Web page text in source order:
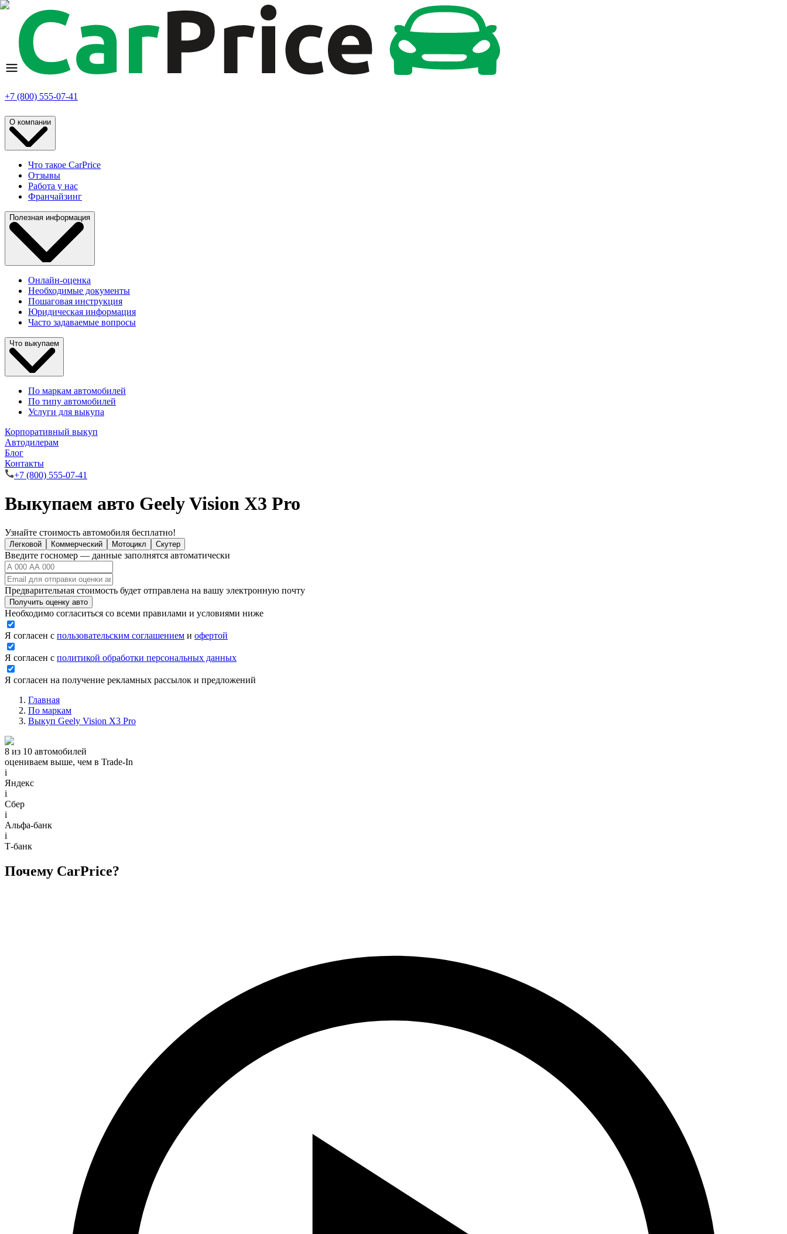
+7 (800) 555-07-41
О компании
Что такое CarPrice
Отзывы
Работа у нас
Франчайзинг
Полезная информация
Онлайн-оценка
Необходимые документы
Пошаговая инструкция
Юридическая информация
Часто задаваемые вопросы
Что выкупаем
По маркам автомобилей
По типу автомобилей
Услуги для выкупа
Корпоративный выкуп
Автодилерам
Блог
Контакты
+7 (800) 555-07-41
Выкупаем авто Geely Vision X3 Pro
Узнайте стоимость автомобиля бесплатно!
Легковой Коммерческий Мотоцикл Скутер
Введите госномер — данные заполнятся автоматически
Предварительная стоимость будет отправлена на вашу электронную почту
Получить оценку авто
Необходимо согласиться со всеми правилами и условиями ниже
Я согласен с пользовательским соглашением и офертой
Я согласен с политикой обработки персональных данных
Я согласен на получение рекламных рассылок и предложений
Главная
По маркам
Выкуп Geely Vision X3 Pro
8 из 10 автомобилей
оцениваем выше, чем в Trade‑In
i
Яндекс
i
Сбер
i
Альфа-банк
i
Т-банк
Почему CarPrice?